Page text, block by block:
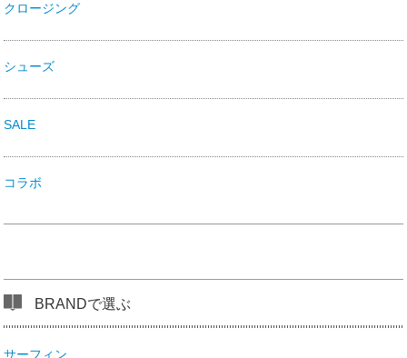
クロージング
シューズ
SALE
コラボ
BRANDで選ぶ
サーフィン